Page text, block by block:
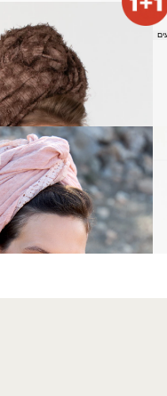
צעיף אביחי
צעיף מיכאלה
₪60.00